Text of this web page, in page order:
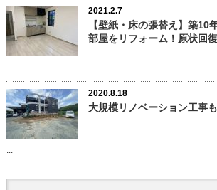
2021.2.7
【壁紙・床の張替え】築10
部屋をリフォーム！原状回
2020.8.18
大規模リノベーション工事